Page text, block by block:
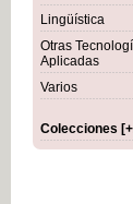
Lingüística
Otras
Aplicadas
Varios
Colecciones